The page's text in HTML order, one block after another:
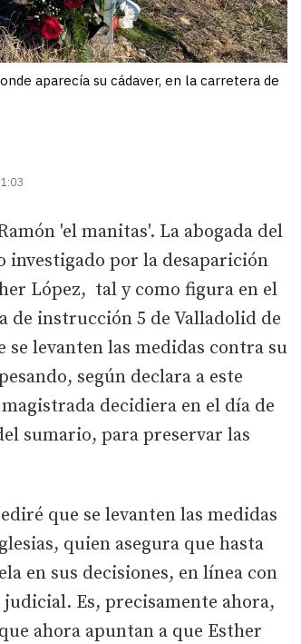
aparecía su cádaver, en la carretera de
'el manitas'. La abogada del
por la desaparición
López, tal y como figura en el
de instrucción 5 de Valladolid de
levanten las medidas contra su
según declara a este
decidiera en el día de
sumario, para preservar las
que se levanten las medidas
quien asegura que hasta
en sus decisiones, en línea con
Es, precisamente ahora,
ahora apuntan a que Esther